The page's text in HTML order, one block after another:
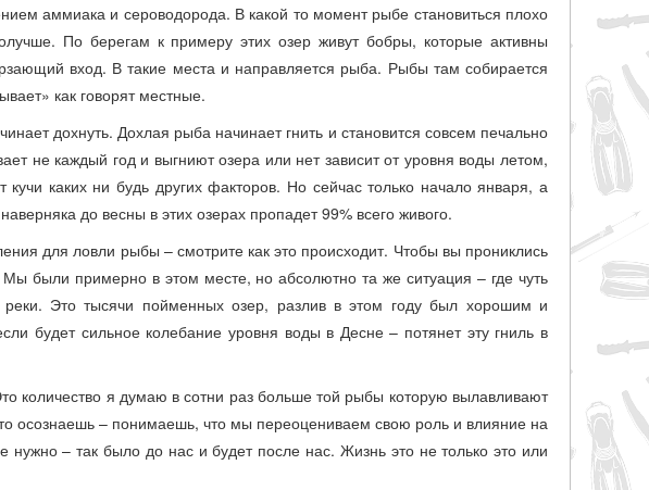
аммиака и сероводорода. В какой то момент рыбе становиться плохо
По берегам к примеру этих озер живут бобры, которые активны
вход. В такие места и направляется рыба. Рыбы там собирается
как говорят местные.
дохнуть. Дохлая рыба начинает гнить и становится совсем печально
не каждый год и выгниют озера или нет зависит от уровня воды летом,
каких ни будь других факторов. Но сейчас только начало января, а
до весны в этих озерах пропадет 99% всего живого.
для ловли рыбы – смотрите как это происходит. Чтобы вы прониклись
были примерно в этом месте, но абсолютно та же ситуация – где чуть
Это тысячи пойменных озер, разлив в этом году был хорошим и
будет сильное колебание уровня воды в Десне – потянет эту гниль в
количество я думаю в сотни раз больше той рыбы которую вылавливают
осознаешь – понимаешь, что мы переоцениваем свою роль и влияние на
– так было до нас и будет после нас. Жизнь это не только это или